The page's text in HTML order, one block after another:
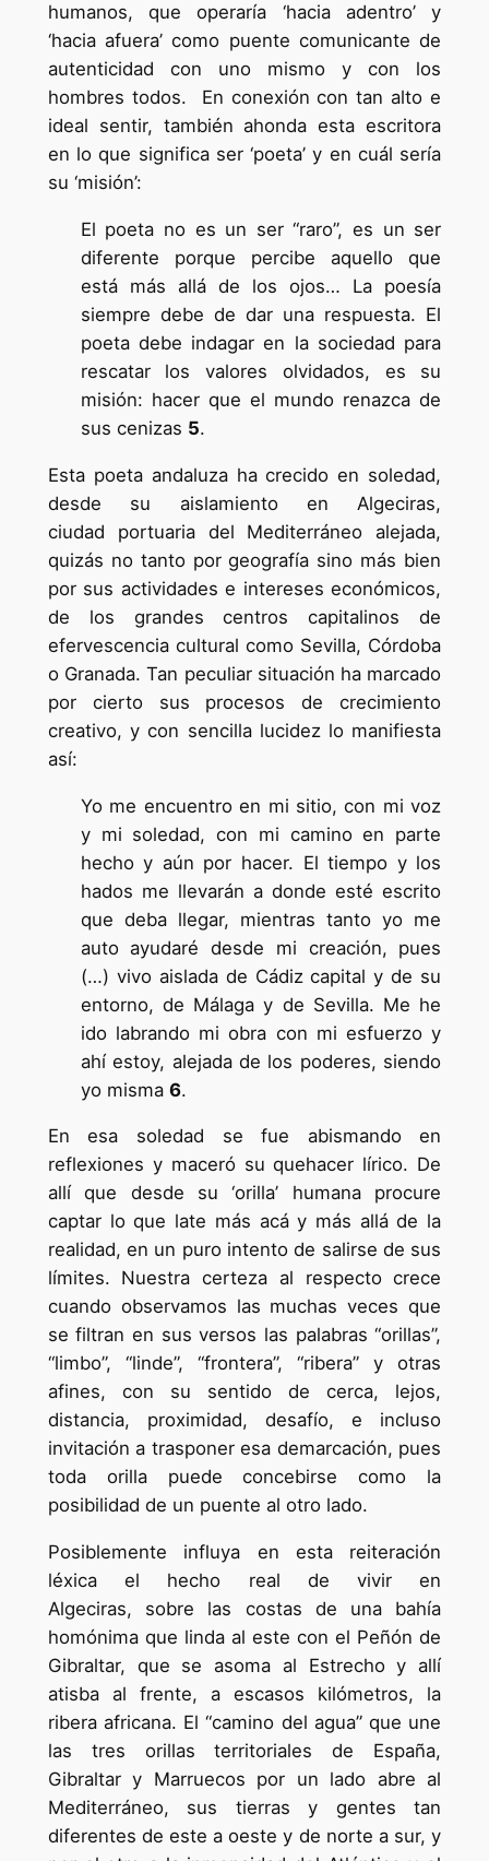
humanos, que operaría ‘hacia adentro’ y
‘hacia afuera’ como puente comunicante de
autenticidad con uno mismo y con los
hombres todos. En conexión con tan alto e
ideal sentir, también ahonda esta escritora
en lo que significa ser ‘poeta’ y en cuál sería
su ‘misión’:
El poeta no es un ser “raro”, es un ser
diferente porque percibe aquello que
está más allá de los ojos… La poesía
siempre debe de dar una respuesta. El
poeta debe indagar en la sociedad para
rescatar los valores olvidados, es su
misión: hacer que el mundo renazca de
sus cenizas 5.
Esta poeta andaluza ha crecido en soledad,
desde su aislamiento en Algeciras,
ciudad portuaria del Mediterráneo alejada,
quizás no tanto por geografía sino más bien
por sus actividades e intereses económicos,
de los grandes centros capitalinos de
efervescencia cultural como Sevilla, Córdoba
o Granada. Tan peculiar situación ha marcado
por cierto sus procesos de crecimiento
creativo, y con sencilla lucidez lo manifiesta
así:
Yo me encuentro en mi sitio, con mi voz
y mi soledad, con mi camino en parte
hecho y aún por hacer. El tiempo y los
hados me llevarán a donde esté escrito
que deba llegar, mientras tanto yo me
auto ayudaré desde mi creación, pues
(…) vivo aislada de Cádiz capital y de su
entorno, de Málaga y de Sevilla. Me he
ido labrando mi obra con mi esfuerzo y
ahí estoy, alejada de los poderes, siendo
yo misma 6.
En esa soledad se fue abismando en
reflexiones y maceró su quehacer lírico. De
allí que desde su ‘orilla’ humana procure
captar lo que late más acá y más allá de la
realidad, en un puro intento de salirse de sus
límites. Nuestra certeza al respecto crece
cuando observamos las muchas veces que
se filtran en sus versos las palabras “orillas”,
“limbo”, “linde”, “frontera”, “ribera” y otras
afines, con su sentido de cerca, lejos,
distancia, proximidad, desafío, e incluso
invitación a trasponer esa demarcación, pues
toda orilla puede concebirse como la
posibilidad de un puente al otro lado.
Posiblemente influya en esta reiteración
léxica el hecho real de vivir en
Algeciras, sobre las costas de una bahía
homónima que linda al este con el Peñón de
Gibraltar, que se asoma al Estrecho y allí
atisba al frente, a escasos kilómetros, la
ribera africana. El “camino del agua” que une
las tres orillas territoriales de España,
Gibraltar y Marruecos por un lado abre al
Mediterráneo, sus tierras y gentes tan
diferentes de este a oeste y de norte a sur, y